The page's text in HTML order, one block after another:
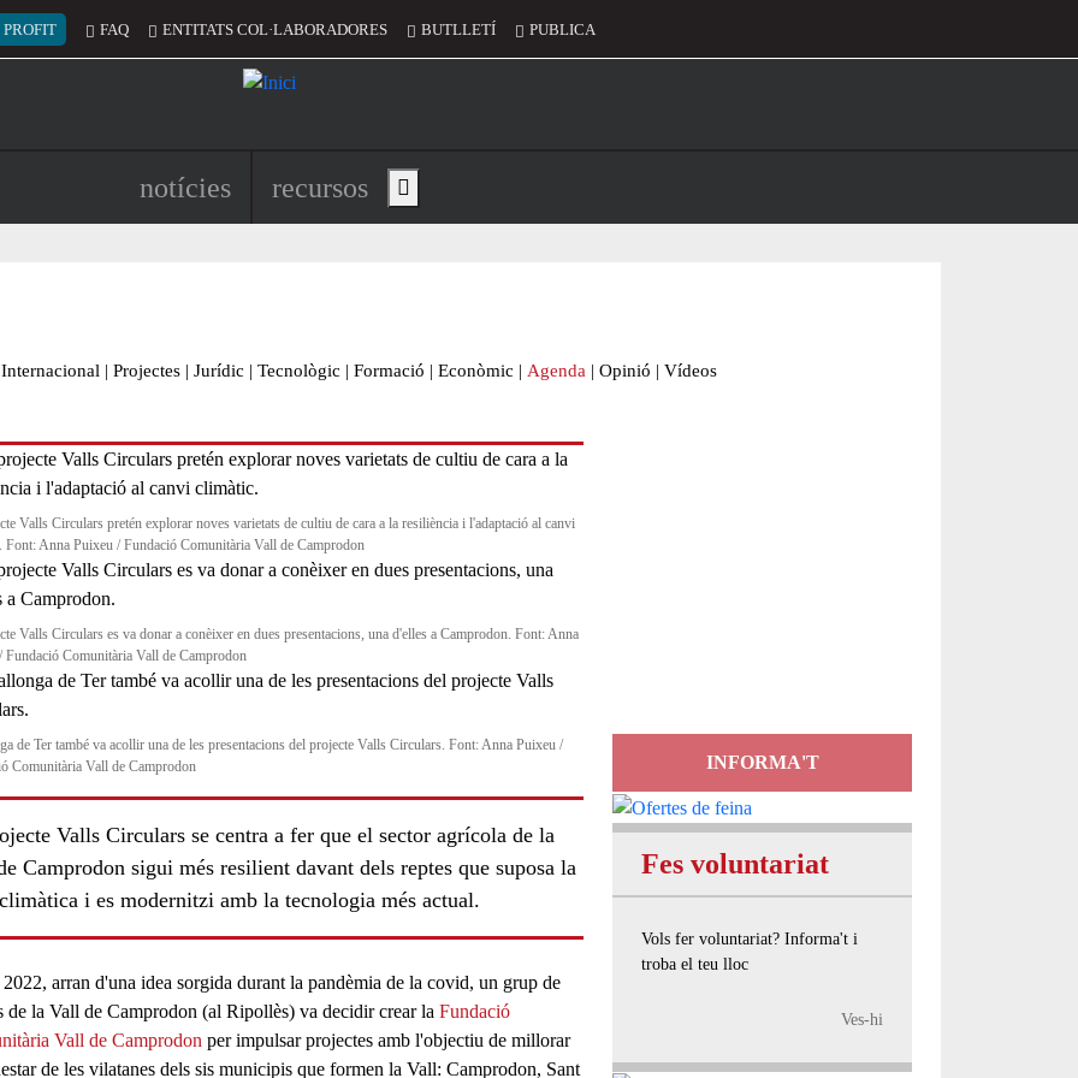
del compte d'usuari
PROFIT FAQ ENTITATS COL·LABORADORES BUTLLETÍ PUBLICA
Navegació principal de l'encapçalament
notícies recursos Show main menu
Internacional | Projectes | Jurídic | Tecnològic | Formació | Econòmic | Agenda | Opinió | Vídeos
Valls Circulars pretén explorar noves varietats de cultiu de cara a la resiliència i l'adaptació al canvi
Font: Anna Puixeu / Fundació Comunitària Vall de Camprodon
Valls Circulars es va donar a conèixer en dues presentacions, una d'elles a Camprodon. Font: Anna
Fundació Comunitària Vall de Camprodon
de Ter també va acollir una de les presentacions del projecte Valls Circulars. Font: Anna Puixeu /
Comunitària Vall de Camprodon
Valls Circulars se centra a fer que el sector agrícola de la
Camprodon sigui més resilient davant dels reptes que suposa la
i es modernitzi amb la tecnologia més actual.
arran d'una idea sorgida durant la pandèmia de la covid, un grup de
de la Vall de Camprodon (al Ripollès) va decidir crear la Fundació
Vall de Camprodon per impulsar projectes amb l'objectiu de millorar
de les vilatanes dels sis municipis que formen la Vall: Camprodon, Sant
INFORMA'T
Fes voluntariat
Vols fer voluntariat? Informa't i
troba el teu lloc
Ves-hi